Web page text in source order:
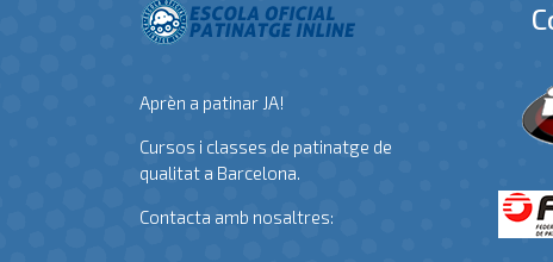
Aprèn a patinar JA!
Cursos i classes de patinatge de
qualitat a Barcelona.
Contacta amb nosaltres: